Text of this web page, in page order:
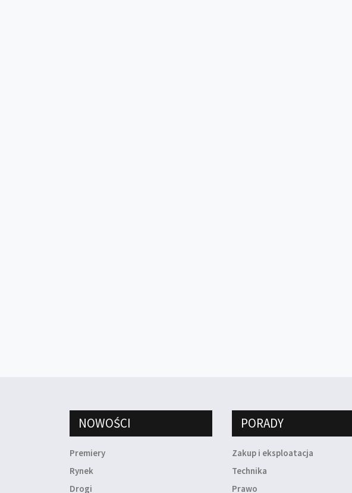
NOWOŚCI
Premiery
Rynek
Drogi
PORADY
Zakup i eksploatacja
Technika
Prawo